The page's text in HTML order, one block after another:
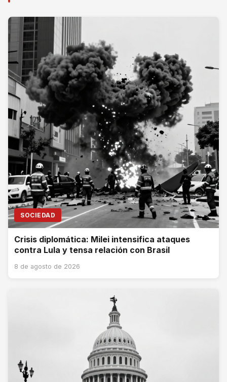
SOCIEDAD
Crisis diplomática: Milei intensifica ataques
contra Lula y tensa relación con Brasil
8 de agosto de 2026